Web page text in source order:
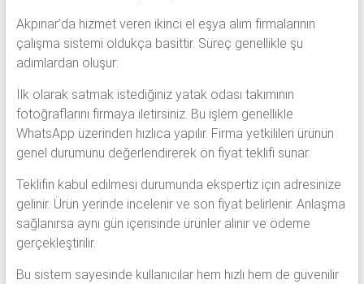
Akpınar’da hizmet veren ikinci el eşya alım firmalarının
çalışma sistemi oldukça basittir. Süreç genellikle şu
adımlardan oluşur:
İlk olarak satmak istediğiniz yatak odası takımının
fotoğraflarını firmaya iletirsiniz. Bu işlem genellikle
WhatsApp üzerinden hızlıca yapılır. Firma yetkilileri ürünün
genel durumunu değerlendirerek ön fiyat teklifi sunar.
Teklifin kabul edilmesi durumunda ekspertiz için adresinize
gelinir. Ürün yerinde incelenir ve son fiyat belirlenir. Anlaşma
sağlanırsa aynı gün içerisinde ürünler alınır ve ödeme
gerçekleştirilir.
Bu sistem sayesinde kullanıcılar hem hızlı hem de güvenilir